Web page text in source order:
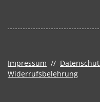
Impressum //
Widerrufsbelehrung